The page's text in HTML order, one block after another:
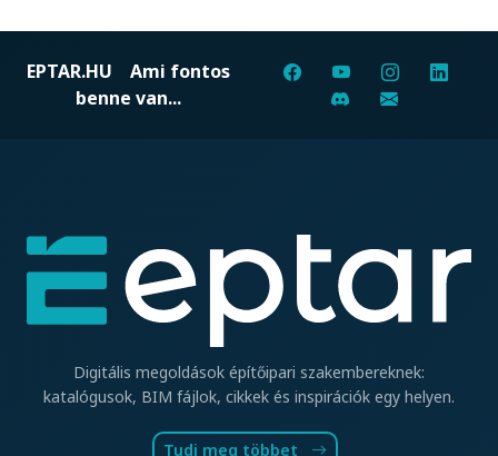
EPTAR.HU Ami fontos
benne van...
Digitális megoldások építőipari szakembereknek:
katalógusok, BIM fájlok, cikkek és inspirációk egy helyen.
Tudj meg többet